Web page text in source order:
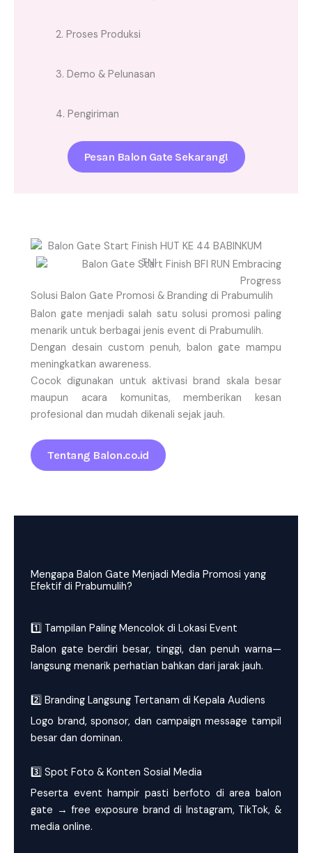
2. Proses Produksi
3. Demo & Pelunasan
4. Pengiriman
Pesan Balon Gate Sekarang!
Solusi Balon Gate Promosi & Branding di Prabumulih
Balon gate menjadi salah satu solusi promosi paling
menarik untuk berbagai jenis event di Prabumulih.
Dengan desain custom penuh, balon gate mampu
meningkatkan awareness.
Cocok digunakan untuk aktivasi brand skala besar
maupun acara komunitas, memberikan kesan
profesional dan mudah dikenali sejak jauh.
Tentang Balon.co.id
Mengapa Balon Gate Menjadi Media Promosi yang
Efektif di Prabumulih?
1️⃣ Tampilan Paling Mencolok di Lokasi Event
Balon gate berdiri besar, tinggi, dan penuh warna—
langsung menarik perhatian bahkan dari jarak jauh.
2️⃣ Branding Langsung Tertanam di Kepala Audiens
Logo brand, sponsor, dan campaign message tampil
besar dan dominan.
3️⃣ Spot Foto & Konten Sosial Media
Peserta event hampir pasti berfoto di area balon
gate → free exposure brand di Instagram, TikTok, &
media online.